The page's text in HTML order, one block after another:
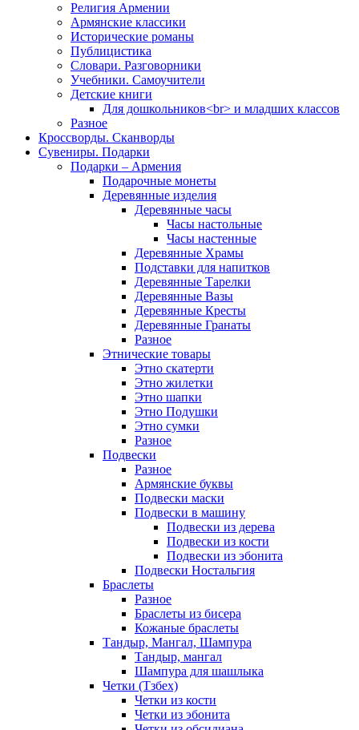
Религия Армении
Армянские классики
Исторические романы
Публицистика
Словари. Разговорники
Учебники. Самоучители
Детские книги
Для дошкольников<br> и младших классов
Разное
Кроссворды. Сканворды
Сувениры. Подарки
Подарки – Армения
Подарочные монеты
Деревянные изделия
Деревянные часы
Часы настольные
Часы настенные
Деревянные Храмы
Подставки для напитков
Деревянные Тарелки
Деревянные Вазы
Деревянные Кресты
Деревянные Гранаты
Разное
Этнические товары
Этно скатерти
Этно жилетки
Этно шапки
Этно Подушки
Этно сумки
Разное
Подвески
Разное
Армянские буквы
Подвески маски
Подвески в машину
Подвески из дерева
Подвески из кости
Подвески из эбонита
Подвески Ностальгия
Браслеты
Разное
Браслеты из бисера
Кожаные браслеты
Тандыр, Мангал, Шампура
Тандыр, мангал
Шампура для шашлыка
Четки (Тзбех)
Четки из кости
Четки из эбонита